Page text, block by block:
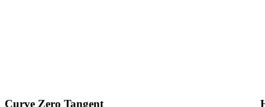
Curve Zero Tangent